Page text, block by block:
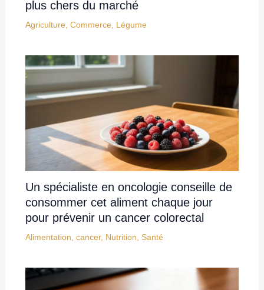
plus chers du marché
Agriculture Commerce Légume
Un spécialiste en oncologie conseille de
consommer cet aliment chaque jour
pour prévenir un cancer colorectal
Alimentation, cancer, Nutrition, Santé